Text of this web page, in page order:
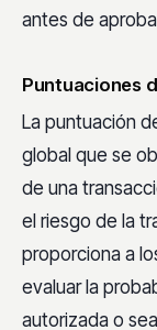
antes de
Puntuaciones
La puntuación
global que se
de una
el riesgo de la
proporciona a
evaluar la
autorizada o